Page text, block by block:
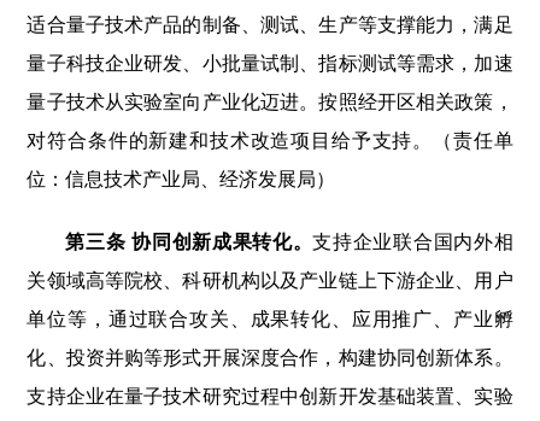
适合量子技术产品的制备、测试、生产等支撑能力，满足
量子科技企业研发、小批量试制、指标测试等需求，加速
量子技术从实验室向产业化迈进。按照经开区相关政策，
对符合条件的新建和技术改造项目给予支持。（责任单
位：信息技术产业局、经济发展局）
第三条 协同创新成果转化。支持企业联合国内外相
关领域高等院校、科研机构以及产业链上下游企业、用户
单位等，通过联合攻关、成果转化、应用推广、产业孵
化、投资并购等形式开展深度合作，构建协同创新体系。
支持企业在量子技术研究过程中创新开发基础装置、实验